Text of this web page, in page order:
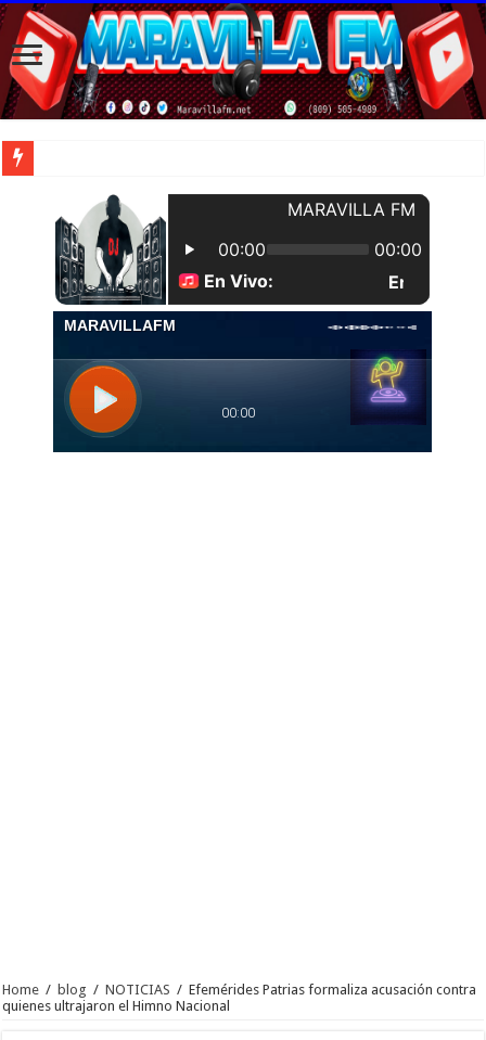
| Apunta estos lugares en tu lista de viajes para este año, ya que República
Home / blog / NOTICIAS / Efemérides Patrias formaliza acusación contra
quienes ultrajaron el Himno Nacional